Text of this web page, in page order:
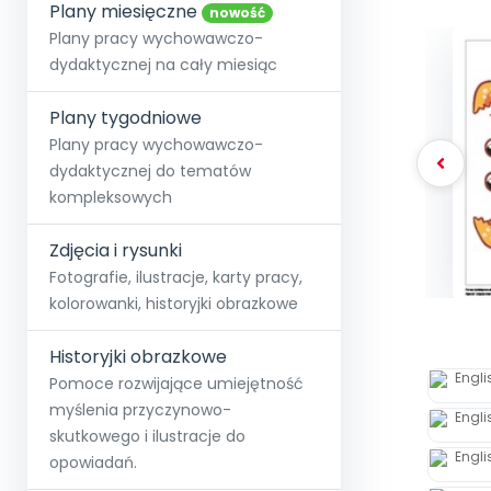
Społeczność
+48 12 631 04 10
kontakt@blizejprzedszkola.pl
O miesięczniku
Strona główna
Strefy,
O Akademii
Akademia
Poznaj pakiet MAX
Testuj przez 7 dni
E-
∞Pakiet
Pełen
Wszystkie projekty
Skontaktuj się
Dodaj wpis
Plany miesięczne nowość
Plany pracy wychowawczo-
dydaktycznej na cały miesiąc
Plany tygodniowe
Plany pracy wychowawczo-
dydaktycznej do tematów
kompleksowych
Zdjęcia i rysunki
Fotografie, ilustracje, karty pracy,
kolorowanki, historyjki obrazkowe
Historyjki obrazkowe
Pomoce rozwijające umiejętność
myślenia przyczynowo-
skutkowego i ilustracje do
opowiadań.